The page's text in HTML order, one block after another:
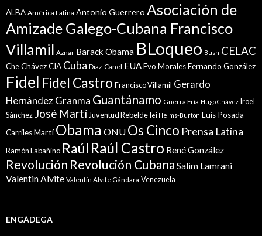
ALBA América Latina Antonio Guerrero Asociación de
Amizade Galego-Cubana Francisco
Villamil Aznar Barack Obama BLoqueo Bush CELAC
CheChávezCIA Cuba Diaz-Canel EUAEvo MoralesFernando González
Fidel Fidel Castro Francisco Villamil Gerardo
Hernández Granma Guantánamo Guerra Fría Hugo Chávez Iroel
Sánchez José Martí Juventud Rebelde lei Helms-Burton Luis Posada
CarrilesMartí Obama ONU Os Cinco Prensa Latina
Ramón Labañino Raúl Raúl Castro René González
Revolución Revolución Cubana Salim Lamrani
Valentin Alvite Valentín Alvite Gándara Venezuela
ENGÁDEGA